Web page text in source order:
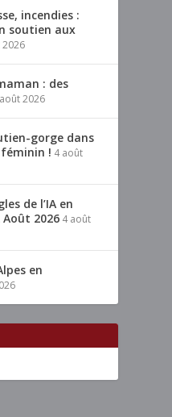
incendies :
soutien aux
2026
: des
2026
gorge dans
! 4 août
de l’IA en
Août 2026 4 août
en